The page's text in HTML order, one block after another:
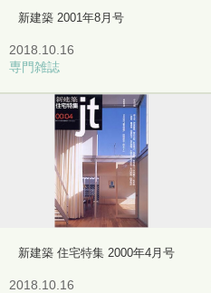
新建築 2001年8月号
2018.10.16
専門雑誌
新建築 住宅特集 2000年4月号
2018.10.16